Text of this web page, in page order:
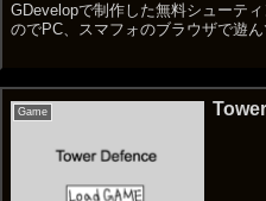
GDevelopで制作した無料シューテ
のでPC、スマフォのブラウザで遊ん
Game